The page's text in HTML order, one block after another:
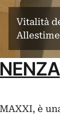
Vitalità
è